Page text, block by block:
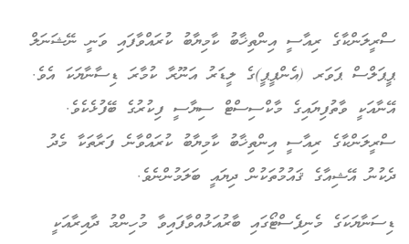
ސްރީލަންކާގެ ރިއާސީ އިންތިޚާބު ކާމިޔާބު ކުރައްވާފައި ވަނީ ނޭޝަނަލް
ޕީޕަލްސް ޕަވަރ (އެންޕީޕީ)ގެ ލީޑަރު އަނޫރާ ކުމާރަ ޑިސާނާޔަކަ އެވެ.
އޭނާއަކީ ވާތުފިޔައިގެ މާކްސިސްޓް ސިޔާސީ ފިކުރުގެ ބޭފުޅެކެވެ.
ސްރީލަންކާގެ ރިއާސީ އިންތިޚާބު ކާމިޔާބު ކުރައްވާނެ ފަރާތަކާ މެދު
ދެކުނު އޭޝިއާގެ ޤައުމުތަކުން ދިޔައީ ބަލަމުންނެވެ.
ޑިސަނާޔަކަގެ މެނިފެސްޓޯގައި ބާރުއަޅުއްވާފައިވާ މުހިންމު ދާއިރާއަކީ